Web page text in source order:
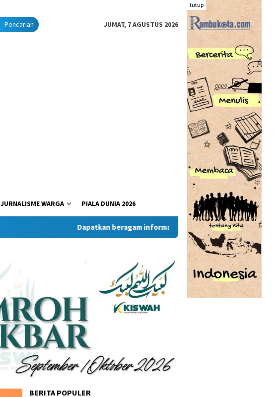
tutup
Pencarian JUMAT, 7 AGUSTUS 2026
JURNALISME WARGA PIALA DUNIA 2026
Dapatkan beragam informasi dan berita menarik dari situs
BERITA POPULER